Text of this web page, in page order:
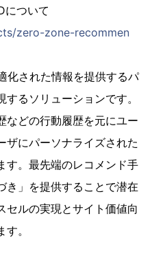
について
zero-zone-recommen
化された情報を提供するパ
るソリューションです。
などの行動履歴を元にユー
ザにパーソナライズされた
す。最先端のレコメンド手
き」を提供することで潜在
セルの実現とサイト価値向
。